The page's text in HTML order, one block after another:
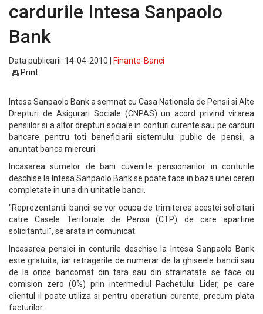
cardurile Intesa Sanpaolo
Bank
Data publicarii: 14-04-2010 |
Finante-Banci
Print
Intesa Sanpaolo Bank a semnat cu Casa Nationala de Pensii si Alte
Drepturi de Asigurari Sociale (CNPAS) un acord privind virarea
pensiilor si a altor drepturi sociale in conturi curente sau pe carduri
bancare pentru toti beneficiarii sistemului public de pensii, a
anuntat banca miercuri.
Incasarea sumelor de bani cuvenite pensionarilor in conturile
deschise la Intesa Sanpaolo Bank se poate face in baza unei cereri
completate in una din unitatile bancii.
"Reprezentantii bancii se vor ocupa de trimiterea acestei solicitari
catre Casele Teritoriale de Pensii (CTP) de care apartine
solicitantul", se arata in comunicat.
Incasarea pensiei in conturile deschise la Intesa Sanpaolo Bank
este gratuita, iar retragerile de numerar de la ghiseele bancii sau
de la orice bancomat din tara sau din strainatate se face cu
comision zero (0%) prin intermediul Pachetului Lider, pe care
clientul il poate utiliza si pentru operatiuni curente, precum plata
facturilor.